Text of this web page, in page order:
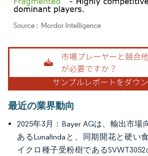
画像 © Mordor Intelligence。再利用にはCC BY 4.0
最近の業界動向
2025年3月：Bayer AGは、輸出市場
あるLunalindaと、同期開花と硬い
イクロ種子受粉樹である